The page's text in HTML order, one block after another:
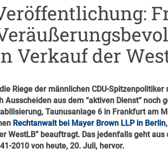
Verkauf der
Riege der männlichen CDU-
Ausscheiden aus dem “aktiven Dienst” noch
Taunusanlage 6 in Frankfurt am
Rechtanwalt bei Mayer Brown LLP in Berlin
WestLB” beauftragt. Das jedenfalls geht
2010 von heute, 20. Juli, hervor.